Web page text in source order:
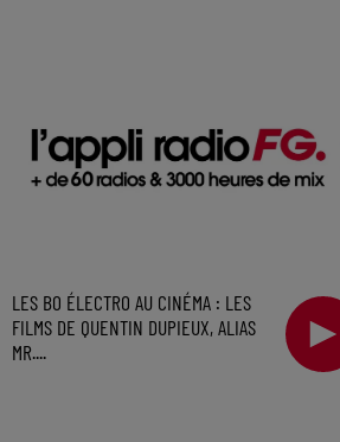
LES BO ÉLECTRO AU CINÉMA : LES
FILMS DE QUENTIN DUPIEUX, ALIAS
MR....